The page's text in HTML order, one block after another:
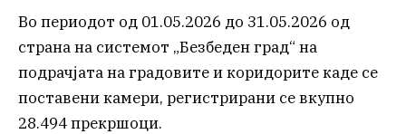
Во периодот од 01.05.2026 до 31.05.2026 од
страна на системот „Безбеден град“ на
подрачјата на градовите и коридорите каде се
поставени камери, регистрирани се вкупно
28.494 прекршоци.